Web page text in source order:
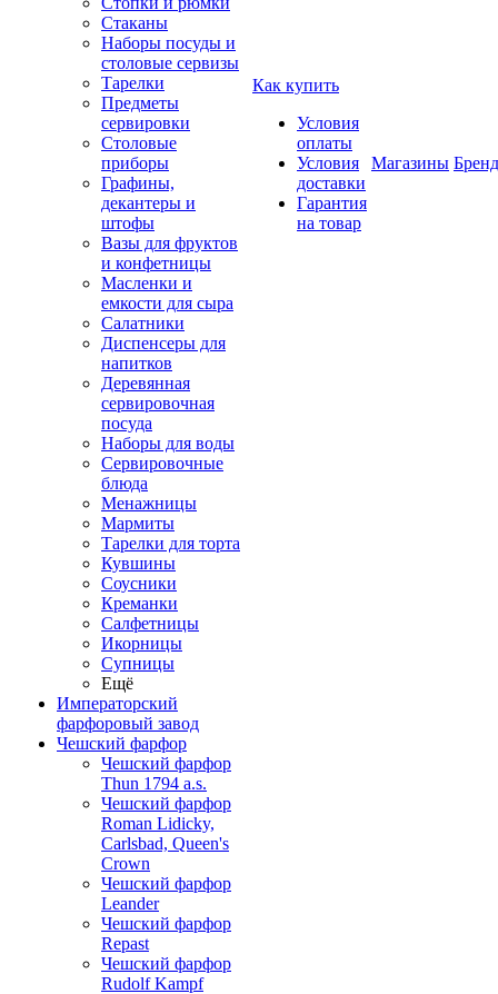
Стаканы
Наборы посуды и
столовые сервизы
Тарелки
Предметы
сервировки
Столовые
приборы
Графины,
декантеры и
штофы
Вазы для фруктов
и конфетницы
Масленки и
емкости для сыра
Салатники
Диспенсеры для
напитков
Деревянная
сервировочная
посуда
Наборы для воды
Сервировочные
блюда
Менажницы
Мармиты
Тарелки для торта
Кувшины
Соусники
Креманки
Салфетницы
Икорницы
Супницы
Ещё
Императорский
фарфоровый завод
Чешский фарфор
Чешский фарфор
Thun 1794 a.s.
Чешский фарфор
Roman Lidicky,
Carlsbad, Queen's
Crown
Чешский фарфор
Leander
Чешский фарфор
Repast
Чешский фарфор
Rudolf Kampf
Как купить
Условия
оплаты
Условия
доставки
Гарантия
на товар
Магазины